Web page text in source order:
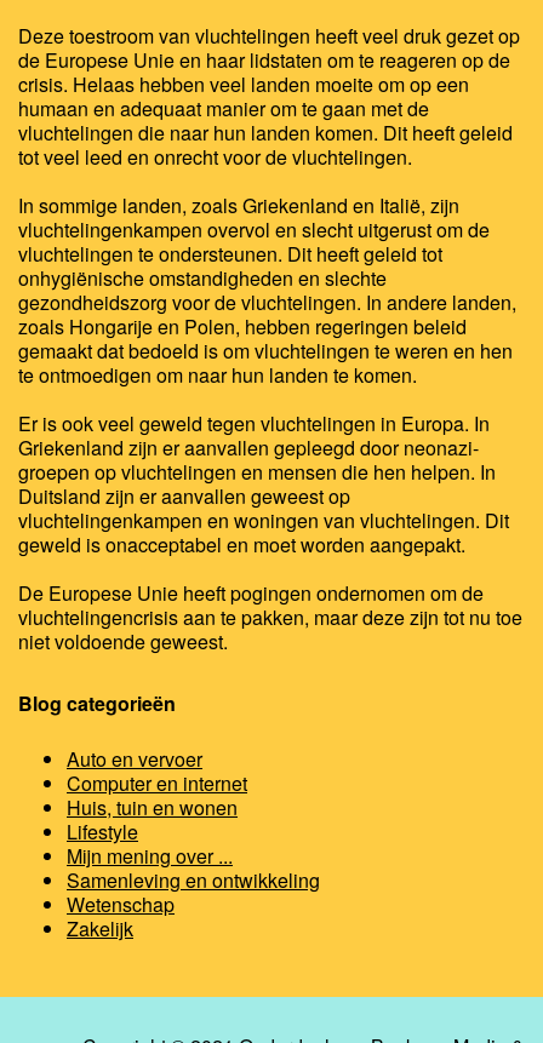
Deze toestroom van vluchtelingen heeft veel druk gezet op
de Europese Unie en haar lidstaten om te reageren op de
crisis. Helaas hebben veel landen moeite om op een
humaan en adequaat manier om te gaan met de
vluchtelingen die naar hun landen komen. Dit heeft geleid
tot veel leed en onrecht voor de vluchtelingen.
In sommige landen, zoals Griekenland en Italië, zijn
vluchtelingenkampen overvol en slecht uitgerust om de
vluchtelingen te ondersteunen. Dit heeft geleid tot
onhygiënische omstandigheden en slechte
gezondheidszorg voor de vluchtelingen. In andere landen,
zoals Hongarije en Polen, hebben regeringen beleid
gemaakt dat bedoeld is om vluchtelingen te weren en hen
te ontmoedigen om naar hun landen te komen.
Er is ook veel geweld tegen vluchtelingen in Europa. In
Griekenland zijn er aanvallen gepleegd door neonazi-
groepen op vluchtelingen en mensen die hen helpen. In
Duitsland zijn er aanvallen geweest op
vluchtelingenkampen en woningen van vluchtelingen. Dit
geweld is onacceptabel en moet worden aangepakt.
De Europese Unie heeft pogingen ondernomen om de
vluchtelingencrisis aan te pakken, maar deze zijn tot nu toe
niet voldoende geweest.
Blog categorieën
Auto en vervoer
Computer en internet
Huis, tuin en wonen
Lifestyle
Mijn mening over ...
Samenleving en ontwikkeling
Wetenschap
Zakelijk